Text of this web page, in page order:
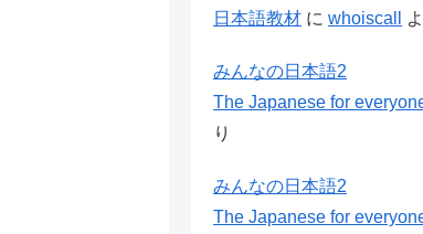
日本語教材 に whoiscall
みんなの日本語2
The Japanese for
り
みんなの日本語2
The Japanese for